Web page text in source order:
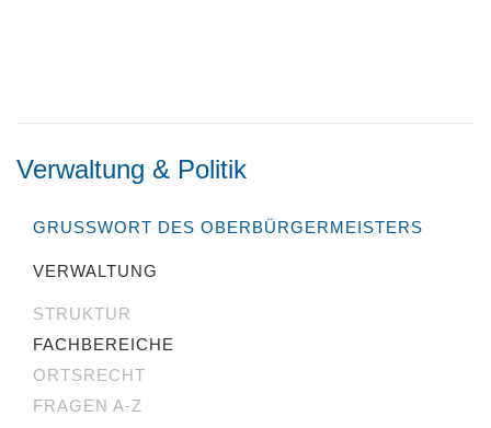
Verwaltung & Politik
GRUSSWORT DES OBERBÜRGERMEISTERS
VERWALTUNG
STRUKTUR
FACHBEREICHE
ORTSRECHT
FRAGEN A-Z